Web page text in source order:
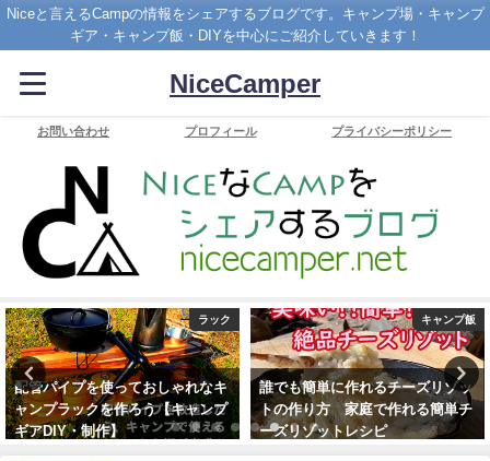
Niceと言えるCampの情報をシェアするブログです。キャンプ場・キャンプ
ギア・キャンプ飯・DIYを中心にご紹介していきます！
NiceCamper
お問い合わせ プロフィール プライバシーポリシー
ラック
配管パイプを使っておしゃれなキ
ャンプラックを作ろう【キャンプ
ギアDIY・制作】
キャンプ飯
誰でも簡単に作れるチーズリゾッ
トの作り方 家庭で作れる簡単チ
ーズリゾットレシピ